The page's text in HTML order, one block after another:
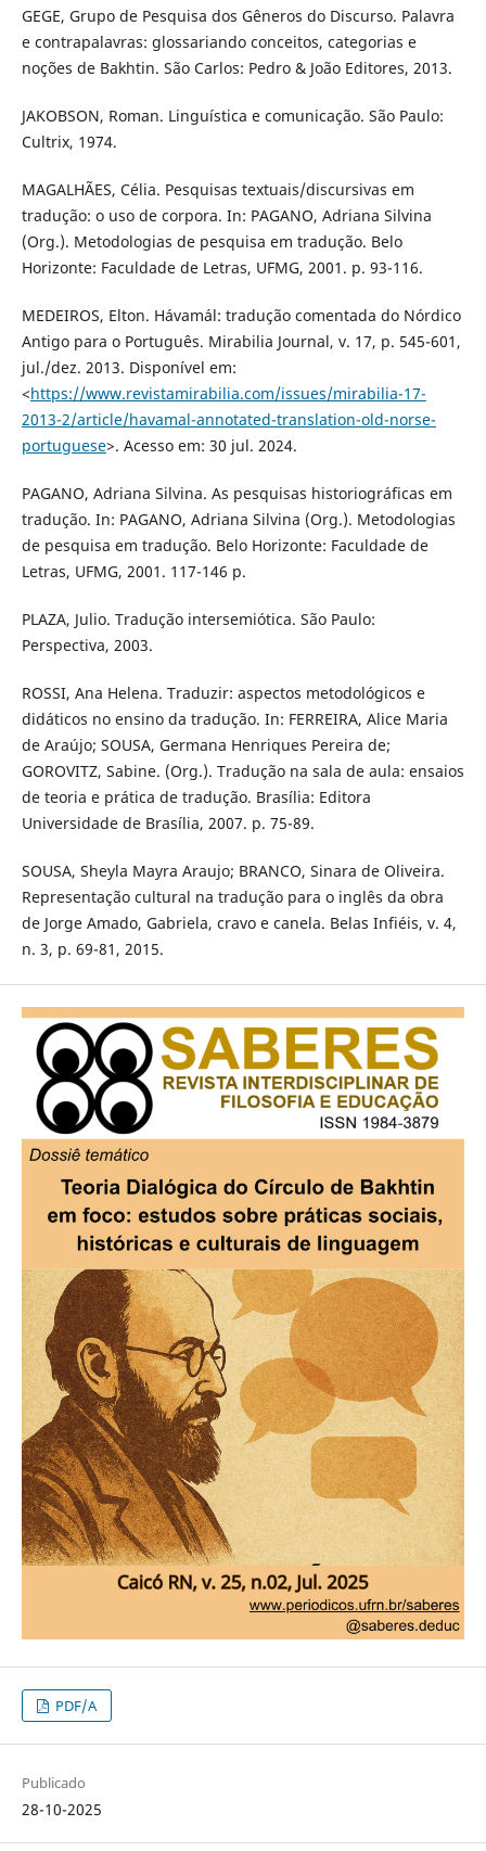
GEGE, Grupo de Pesquisa dos Gêneros do Discurso. Palavra
e contrapalavras: glossariando conceitos, categorias e
noções de Bakhtin. São Carlos: Pedro & João Editores, 2013.
JAKOBSON, Roman. Linguística e comunicação. São Paulo:
Cultrix, 1974.
MAGALHÃES, Célia. Pesquisas textuais/discursivas em
tradução: o uso de corpora. In: PAGANO, Adriana Silvina
(Org.). Metodologias de pesquisa em tradução. Belo
Horizonte: Faculdade de Letras, UFMG, 2001. p. 93-116.
MEDEIROS, Elton. Hávamál: tradução comentada do Nórdico
Antigo para o Português. Mirabilia Journal, v. 17, p. 545-601,
jul./dez. 2013. Disponível em:
<https://www.revistamirabilia.com/issues/mirabilia-17-
2013-2/article/havamal-annotated-translation-old-norse-
portuguese>. Acesso em: 30 jul. 2024.
PAGANO, Adriana Silvina. As pesquisas historiográficas em
tradução. In: PAGANO, Adriana Silvina (Org.). Metodologias
de pesquisa em tradução. Belo Horizonte: Faculdade de
Letras, UFMG, 2001. 117-146 p.
PLAZA, Julio. Tradução intersemiótica. São Paulo:
Perspectiva, 2003.
ROSSI, Ana Helena. Traduzir: aspectos metodológicos e
didáticos no ensino da tradução. In: FERREIRA, Alice Maria
de Araújo; SOUSA, Germana Henriques Pereira de;
GOROVITZ, Sabine. (Org.). Tradução na sala de aula: ensaios
de teoria e prática de tradução. Brasília: Editora
Universidade de Brasília, 2007. p. 75-89.
SOUSA, Sheyla Mayra Araujo; BRANCO, Sinara de Oliveira.
Representação cultural na tradução para o inglês da obra
de Jorge Amado, Gabriela, cravo e canela. Belas Infiéis, v. 4,
n. 3, p. 69-81, 2015.
PDF/A
Publicado
28-10-2025